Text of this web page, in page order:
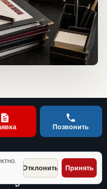
бизнеса
Отклонить Принять
Позвонить